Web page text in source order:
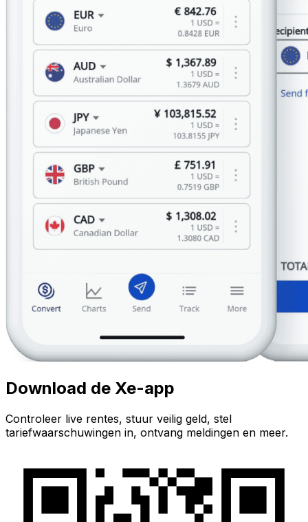
Download de Xe-app
Controleer live rentes, stuur veilig geld, stel
tariefwaarschuwingen in, ontvang meldingen en meer.